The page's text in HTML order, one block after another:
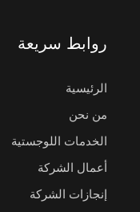
روابط سريعة
الرئيسية
من نحن
الخدمات اللوجستية
أعمال الشركة
إنجازات الشركة